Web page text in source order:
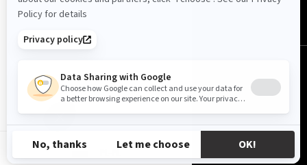
Polska (polski)
© BRP 2003-2026
Polityka prywatności
Dostępność strony internetowej
Polityka Cookie
Nota prawna
Mapa strony